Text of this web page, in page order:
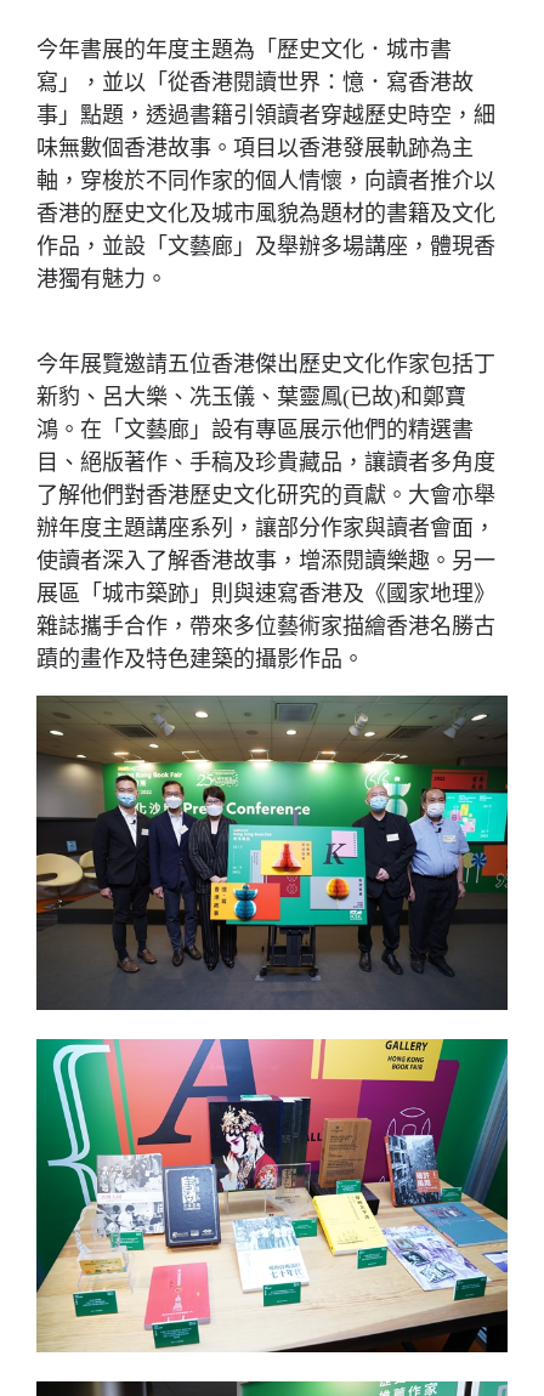
今年書展的年度主題為「歷史文化．城市書
寫」，並以「從香港閱讀世界：憶．寫香港故
事」點題，透過書籍引領讀者穿越歷史時空，細
味無數個香港故事。項目以香港發展軌跡為主
軸，穿梭於不同作家的個人情懷，向讀者推介以
香港的歷史文化及城市風貌為題材的書籍及文化
作品，並設「文藝廊」及舉辦多場講座，體現香
港獨有魅力。
今年展覽邀請五位香港傑出歷史文化作家包括丁
新豹、呂大樂、冼玉儀、葉靈鳳(已故)和鄭寶
鴻。在「文藝廊」設有專區展示他們的精選書
目、絕版著作、手稿及珍貴藏品，讓讀者多角度
了解他們對香港歷史文化研究的貢獻。大會亦舉
辦年度主題講座系列，讓部分作家與讀者會面，
使讀者深入了解香港故事，增添閱讀樂趣。另一
展區「城市築跡」則與速寫香港及《國家地理》
雜誌攜手合作，帶來多位藝術家描繪香港名勝古
蹟的畫作及特色建築的攝影作品。